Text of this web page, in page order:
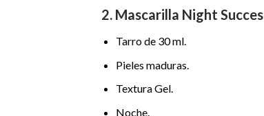
2. Mascarilla Night Succes
Tarro de 30 ml.
Pieles maduras.
Textura Gel.
Noche.